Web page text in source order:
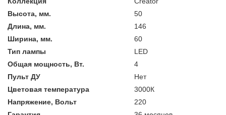
Высота, мм.
50
Длина, мм.
146
Ширина, мм.
60
Тип лампы
LED
Общая мощность, Вт.
4
Пульт ДУ
Нет
Цветовая температура
3000К
Напряжение, Вольт
220